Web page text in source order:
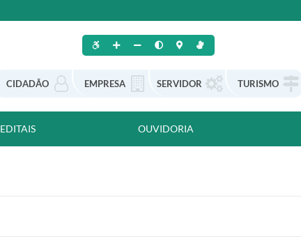
CIDADÃO EMPRESA SERVIDOR TURISMO
EDITAIS OUVIDORIA